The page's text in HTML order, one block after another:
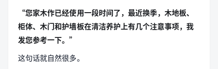
“您家木作已经使用一段时间了，最近换季，木地板、
柜体、木门和护墙板在清洁养护上有几个注意事项，我
发您参考一下。”
这句话就自然很多。